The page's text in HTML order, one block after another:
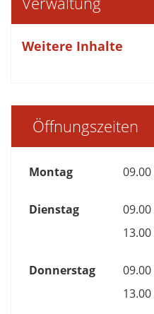
Weitere Inhalte
Öffnungszeiten
Montag
Dienstag
Donnerstag